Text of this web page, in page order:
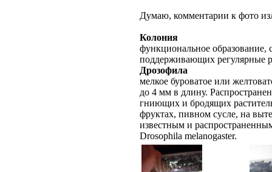
Думаю, комментарии к фото
Колония
функциональное образование,
поддерживающих регулярные
Дрозофила
мелкое буроватое или
до 4 мм в длину.
гниющих и бродящих
фруктах, пивном сусле, на
известным и
Drosophila melanogaster.